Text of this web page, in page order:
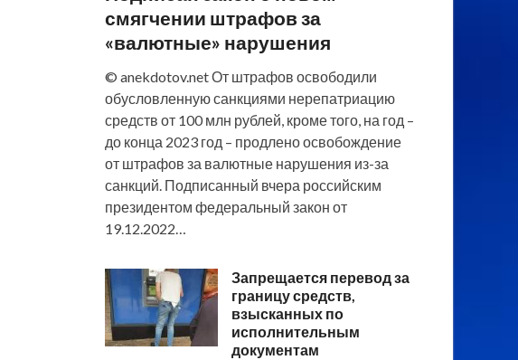
смягчении штрафов за
«валютные» нарушения
© anekdotov.net От штрафов освободили
обусловленную санкциями нерепатриацию
средств от 100 млн рублей, кроме того, на год –
до конца 2023 год – продлено освобождение
от штрафов за валютные нарушения из-за
санкций. Подписанный вчера российским
президентом федеральный закон от
19.12.2022…
Запрещается перевод за
границу средств,
взысканных по
исполнительным
документам